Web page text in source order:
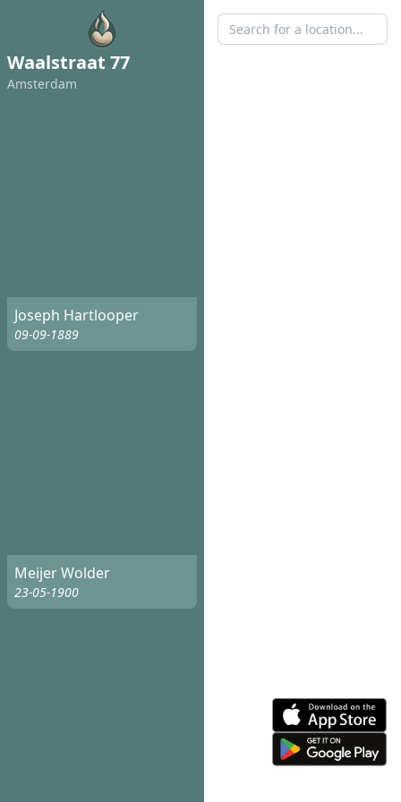
Waalstraat 77
Amsterdam
Joseph Hartlooper
09-09-1889
Meijer Wolder
23-05-1900